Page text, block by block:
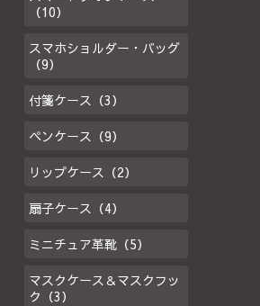
（10）
スマホショルダー・バッグ
（9）
付箋ケース（3）
ペンケース（9）
リップケース（2）
扇子ケース（4）
ミニチュア革靴（5）
マスクケース＆マスクフッ
ク（3）